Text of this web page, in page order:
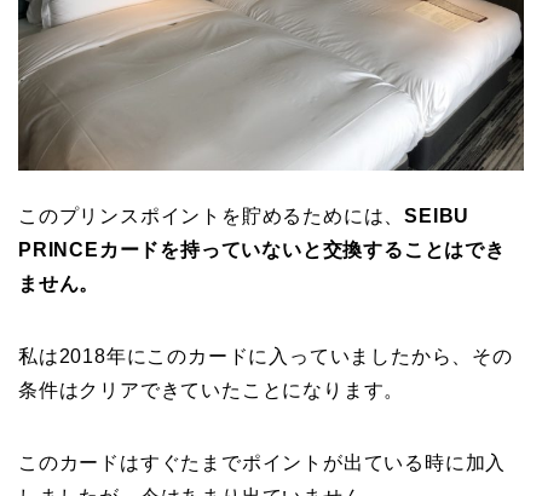
このプリンスポイントを貯めるためには、SEIBU
PRINCEカードを持っていないと交換することはでき
ません。
私は2018年にこのカードに入っていましたから、その
条件はクリアできていたことになります。
このカードはすぐたまでポイントが出ている時に加入